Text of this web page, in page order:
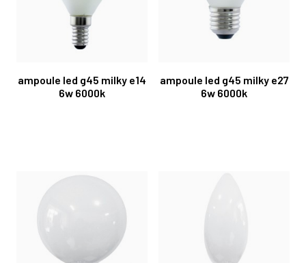
ampoule led g45 milky e14
6w 6000k
ampoule led g45 milky e27
6w 6000k